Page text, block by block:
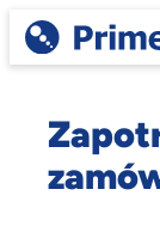
Przejdź
do
treści